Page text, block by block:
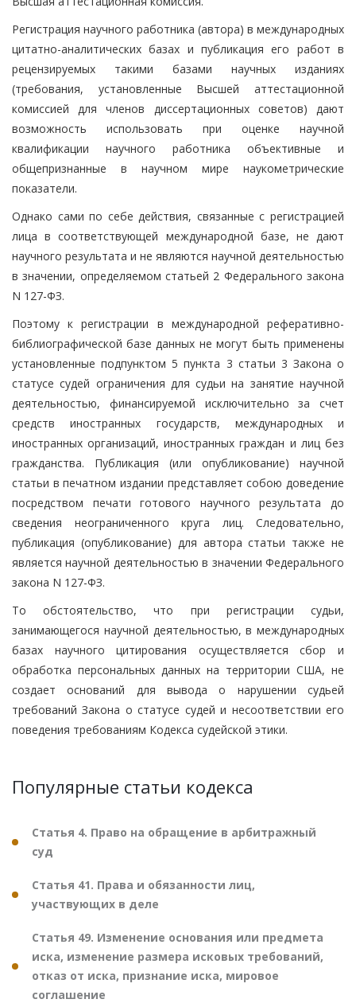
Регистрация научного работника (автора) в международных
цитатно-аналитических базах и публикация его работ в
рецензируемых такими базами научных изданиях
(требования, установленные Высшей аттестационной
комиссией для членов диссертационных советов) дают
возможность использовать при оценке научной
квалификации научного работника объективные и
общепризнанные в научном мире наукометрические
показатели.
Однако сами по себе действия, связанные с регистрацией
лица в соответствующей международной базе, не дают
научного результата и не являются научной деятельностью
в значении, определяемом статьей 2 Федерального закона
N 127-ФЗ.
Поэтому к регистрации в международной реферативно-
библиографической базе данных не могут быть применены
установленные подпунктом 5 пункта 3 статьи 3 Закона о
статусе судей ограничения для судьи на занятие научной
деятельностью, финансируемой исключительно за счет
средств иностранных государств, международных и
иностранных организаций, иностранных граждан и лиц без
гражданства. Публикация (или опубликование) научной
статьи в печатном издании представляет собою доведение
посредством печати готового научного результата до
сведения неограниченного круга лиц. Следовательно,
публикация (опубликование) для автора статьи также не
является научной деятельностью в значении Федерального
закона N 127-ФЗ.
То обстоятельство, что при регистрации судьи,
занимающегося научной деятельностью, в международных
базах научного цитирования осуществляется сбор и
обработка персональных данных на территории США, не
создает оснований для вывода о нарушении судьей
требований Закона о статусе судей и несоответствии его
поведения требованиям Кодекса судейской этики.
Популярные статьи кодекса
Статья 4. Право на обращение в арбитражный
суд
Статья 41. Права и обязанности лиц,
участвующих в деле
Статья 49. Изменение основания или предмета
иска, изменение размера исковых требований,
отказ от иска, признание иска, мировое
соглашение